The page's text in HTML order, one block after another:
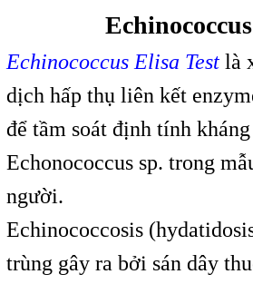
Echinococcus Elisa Testlà
dịch hấp thụ liên kết
để tầm soát định tính
Echonococcus sp. trong
người.
Echinococcosis
trùng gây ra bởi sán dây